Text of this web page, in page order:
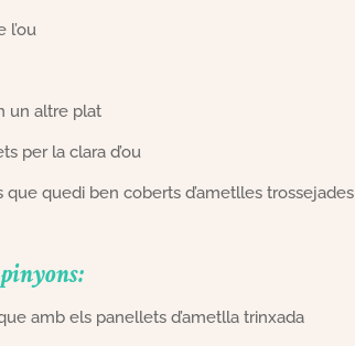
l’ou
un altre plat
per la clara d’ou
quedi ben coberts d’ametlles trossejades
amb els panellets d’ametlla trinxada